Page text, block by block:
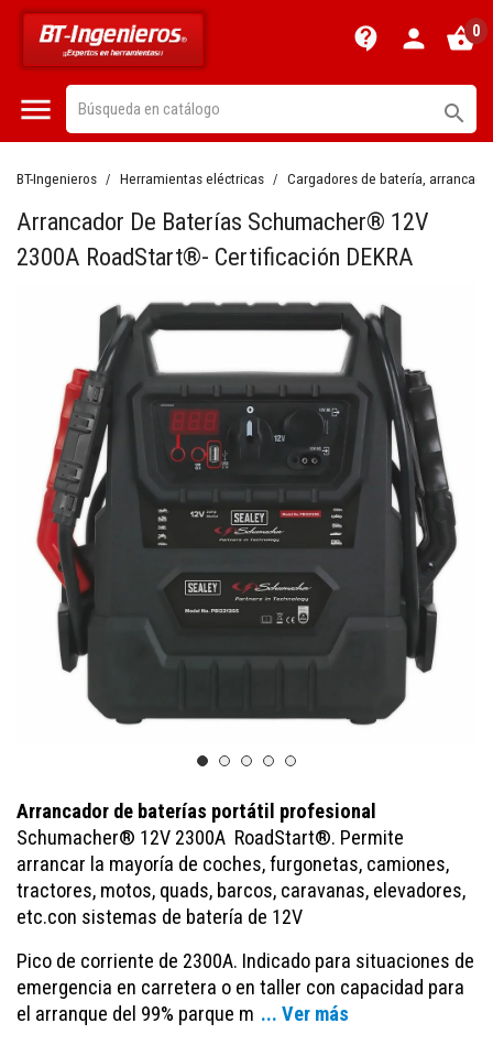
contact_support person shopping_basket0
 
BT-Ingenieros Herramientas eléctricas Cargadores de batería,
Arrancador De Baterías Schumacher® 12V
2300A RoadStart®- Certificación DEKRA
Arrancador de baterías portátil profesional
Schumacher® 12V 2300A RoadStart®. Permite
arrancar la mayoría de coches, furgonetas, camiones,
tractores, motos, quads, barcos, caravanas, elevadores,
etc.con sistemas de batería de 12V
Pico de corriente de 2300A. Indicado para situaciones de
emergencia en carretera o en taller con capacidad para
el arranque del 99% parque m ... Ver más